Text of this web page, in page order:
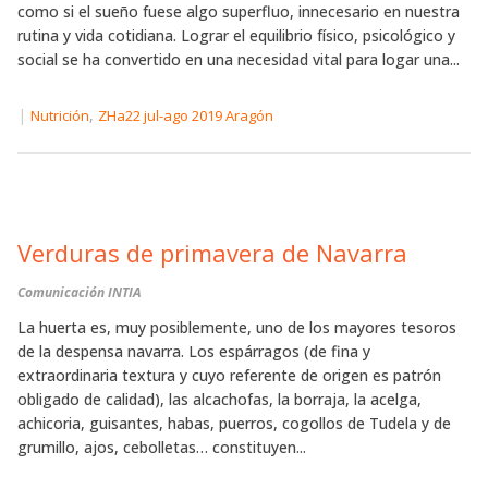
como si el sueño fuese algo superfluo, innecesario en nuestra
rutina y vida cotidiana. Lograr el equilibrio físico, psicológico y
social se ha convertido en una necesidad vital para logar una...
| Nutrición, ZHa22 jul-ago 2019 Aragón
Verduras de primavera de Navarra
Comunicación INTIA
La huerta es, muy posiblemente, uno de los mayores tesoros
de la despensa navarra. Los espárragos (de fina y
extraordinaria textura y cuyo referente de origen es patrón
obligado de calidad), las alcachofas, la borraja, la acelga,
achicoria, guisantes, habas, puerros, cogollos de Tudela y de
grumillo, ajos, cebolletas… constituyen...